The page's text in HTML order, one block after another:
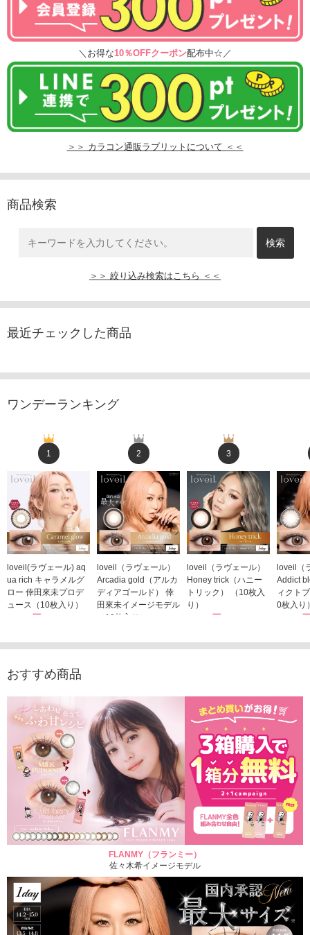
＼お得な10％OFFクーポン配布中☆／
＞＞ カラコン通販ラブリットについて ＜＜
商品検索
＞＞ 絞り込み検索はこちら ＜＜
最近チェックした商品
ワンデーランキング
1
loveil(ラヴェール) aq
ua rich キャラメルグ
ロー 倖田來未プロデ
ュース（10枚入り）
1,760円
2
loveil（ラヴェール）
Arcadia gold（アルカ
ディアゴールド） 倖
田來未イメージモデル
（10枚入り）
3
loveil（ラヴェール）
Honey trick（ハニー
トリック） （10枚入
り）
1,760円
loveil（
Addict
ィクト
0枚入り
1,760
おすすめ商品
FLANMY（フランミー）
佐々木希イメージモデル